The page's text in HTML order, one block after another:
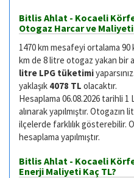
Bitlis Ahlat - Kocaeli
Otogaz Harcar ve
1470 km mesafeyi ortalama 90
km de 8 litre otogaz yakan bir
litre LPG tüketimi
yaklaşık 4078 TL olacaktır.
Hesaplama 06.08.2026 tarihli
alınarak yapılmıştır.
ilçelerde farklılık gösterebilir.
hesaplama yapılmıştır.
Bitlis Ahlat - Kocaeli
Enerji Maliyeti Kaç TL?